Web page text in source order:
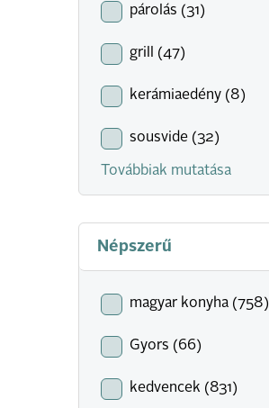
párolás (31)
grill (47)
kerámiaedény (8)
sousvide (32)
Továbbiak mutatása
Népszerű
magyar konyha (758)
Gyors (66)
kedvencek (831)